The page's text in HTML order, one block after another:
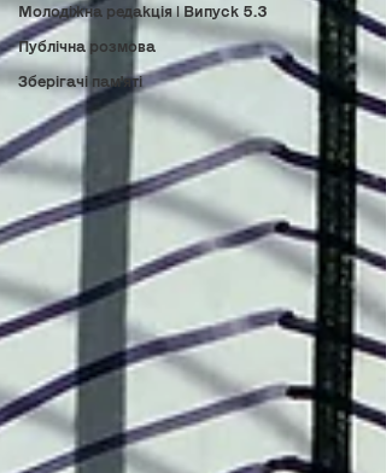
Молодіжна редакція | Випуск 5.3
Публічна розмова
Зберігачі пам'яті